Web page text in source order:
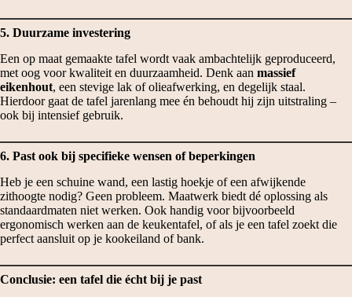
5. Duurzame investering
Een op maat gemaakte tafel wordt vaak ambachtelijk geproduceerd,
met oog voor kwaliteit en duurzaamheid. Denk aan massief
eikenhout, een stevige lak of olieafwerking, en degelijk staal.
Hierdoor gaat de tafel jarenlang mee én behoudt hij zijn uitstraling –
ook bij intensief gebruik.
6. Past ook bij specifieke wensen of beperkingen
Heb je een schuine wand, een lastig hoekje of een afwijkende
zithoogte nodig? Geen probleem. Maatwerk biedt dé oplossing als
standaardmaten niet werken. Ook handig voor bijvoorbeeld
ergonomisch werken aan de keukentafel, of als je een tafel zoekt die
perfect aansluit op je kookeiland of bank.
Conclusie: een tafel die écht bij je past